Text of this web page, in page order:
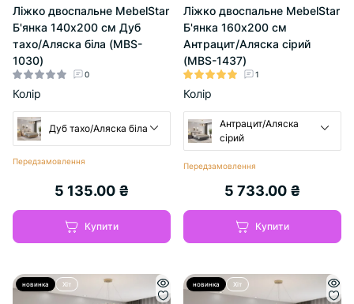
Ліжко двоспальне MebelStar
Б'янка 140x200 см Дуб
тахо/Аляска біла (MBS-
1030)
Колір
Дуб тахо/Аляска біла
Передзамовлення
0
5 135.00 ₴
Купити
Ліжко двоспальне MebelStar
Б'янка 160x200 см
Антрацит/Аляска сірий
(MBS-1437)
Колір
Антрацит/Аляска
сірий
Передзамовлення
1
5 733.00 ₴
Купити
новинка Хіт новинка Хіт